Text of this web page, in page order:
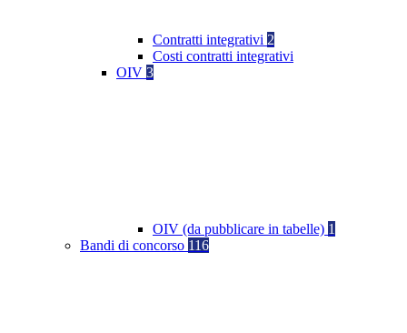
Contratti integrativi 2
Costi contratti integrativi
OIV 3
OIV (da pubblicare in tabelle) 1
Bandi di concorso 116